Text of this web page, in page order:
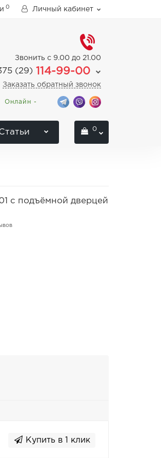
0 Личный кабинет
Звонить с 9.00 до 21.00
(29) 114-99-00
Заказать обратный звонок
Онлайн -
0
с подъёмной дверцей
Купить в 1 клик